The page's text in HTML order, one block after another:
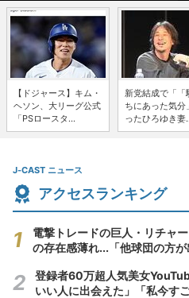
【ドジャース】キム・
ヘソン、大リーグ公式
「PSロースタ...
新党結成で「「
ちにあった気分
ったひろゆき妻
J-CAST ニュース
アクセスランキング
電撃トレードの巨人・リチャ
の存在感薄れ...「他球団の方
登録者60万超人気美女
いい人に出会えた」「私今す